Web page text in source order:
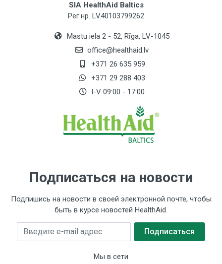
SIA HealthAid Baltics
Рег.нр. LV40103799262
Mastu iela 2 - 52, Rīga, LV-1045
office@healthaid.lv
+371 26 635 959
+371 29 288 403
I-V 09:00 - 17:00
Подписаться на новости
Подпишись на новости в своей электронной почте, чтобы
быть в курсе новостей HealthAid.
Введите e-mail адрес Подписаться
Мы в сети